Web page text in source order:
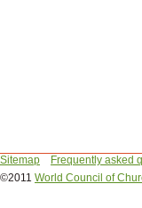
Sitemap
Frequently asked
©2011 World Council of